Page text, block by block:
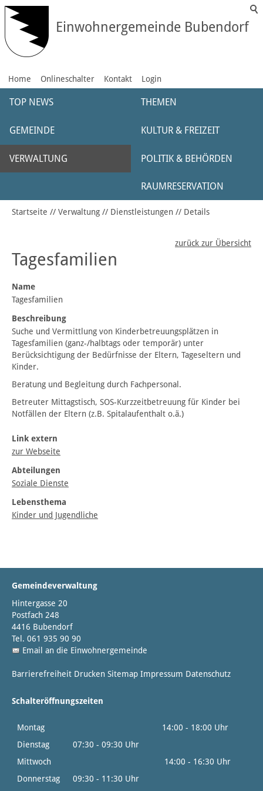
Einwohnergemeinde Bubendorf
Home Onlineschalter Kontakt Login
TOP NEWS THEMEN
GEMEINDE KULTUR & FREIZEIT
VERWALTUNG POLITIK & BEHÖRDEN
RAUMRESERVATION
Startseite Verwaltung Dienstleistungen Details
zurück zur Übersicht
Tagesfamilien
Name
Tagesfamilien
Beschreibung
Suche und Vermittlung von Kinderbetreuungsplätzen in
Tagesfamilien (ganz-/halbtags oder temporär) unter
Berücksichtigung der Bedürfnisse der Eltern, Tageseltern und
Kinder.
Beratung und Begleitung durch Fachpersonal.
Betreuter Mittagstisch, SOS-Kurzzeitbetreuung für Kinder bei
Notfällen der Eltern (z.B. Spitalaufenthalt o.ä.)
Link extern
zur Webseite
Abteilungen
Soziale Dienste
Lebensthema
Kinder und Jugendliche
Gemeindeverwaltung
Hintergasse 20
Postfach 248
4416 Bubendorf
Tel. 061 935 90 90
Email an die Einwohnergemeinde
Barrierefreiheit Drucken Sitemap Impressum Datenschutz
Schalteröffnungszeiten
Montag
14:00 - 18:00 Uhr
Dienstag
07:30 - 09:30 Uhr
Mittwoch
14:00 - 16:30 Uhr
Donnerstag
09:30 - 11:30 Uhr